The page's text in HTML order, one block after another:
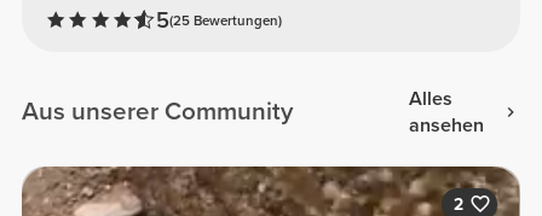
5(25 Bewertungen)
Aus unserer Community
Alles
ansehen
2